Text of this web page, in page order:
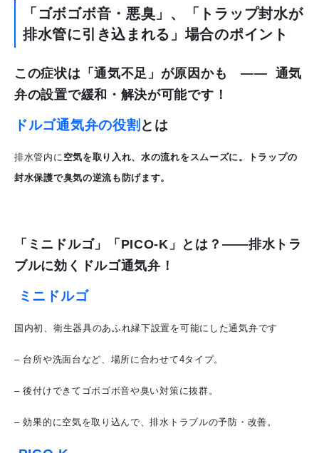
「ゴボゴボ音・悪臭」、「トラップ封水が
排水管に引き込まれる」場合のポイント
この症状は「通気不足」が原因かも ―― 通気
弁の設置で緩和・解決が可能です！
ドルゴ通気弁の役割 とは
排水管内に 空気を取り入れ、水の流れをスムーズに。トラップの
封水保護で臭気の逆流も防げます。
「ミニドルゴ」「PICO-K」とは？――排水トラ
ブルに効くドルゴ通気弁！
ミニドルゴ
国内初、衛生器具のあふれ縁下設置を可能にした通気弁です
– 台所や洗面台など、場所に合わせて4タイプ。
– 後付けできてゴボゴボ音や臭い対策に抜群。
– 効果的に空気を取り込んで、排水トラブルの予防・改善。